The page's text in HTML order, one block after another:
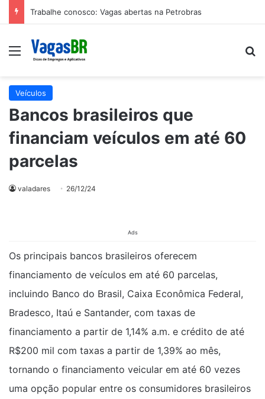
Trabalhe conosco: Vagas abertas na Petrobras
Menu
Veículos
Bancos brasileiros que
financiam veículos em até 60
parcelas
valadares 26/12/24
Ads
Os principais bancos brasileiros oferecem
financiamento de veículos em até 60 parcelas,
incluindo Banco do Brasil, Caixa Econômica Federal,
Bradesco, Itaú e Santander, com taxas de
financiamento a partir de 1,14% a.m. e crédito de até
R$200 mil com taxas a partir de 1,39% ao mês,
tornando o financiamento veicular em até 60 vezes
uma opção popular entre os consumidores brasileiros